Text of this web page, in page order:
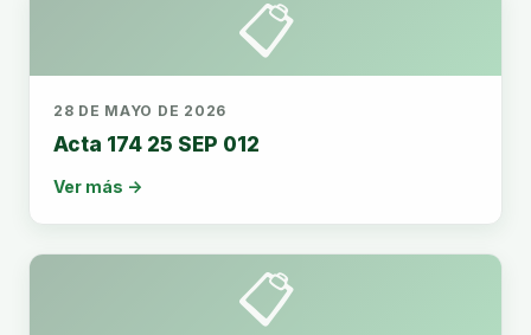
📋
28 DE MAYO DE 2026
Acta 174 25 SEP 012
Ver más →
📋